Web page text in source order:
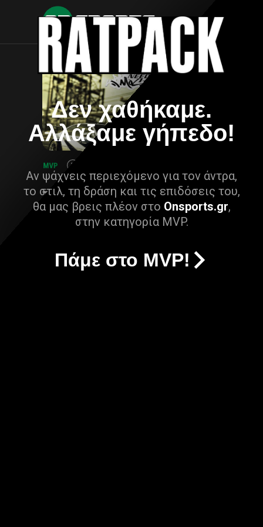
Δεν χαθήκαμε.
Αλλάξαμε γήπεδο!
Αν ψάχνεις περιεχόμενο για τον άντρα,
το στιλ, τη δράση και τις επιδόσεις του,
θα μας βρεις πλέον στο Onsports.gr,
στην κατηγορία MVP.
Πάμε στο MVP!